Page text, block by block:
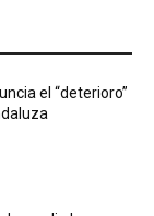
el “deterioro”